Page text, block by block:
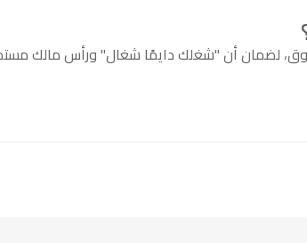
لضمان أن "شغلك دايمًا شغال" ورأس مالك